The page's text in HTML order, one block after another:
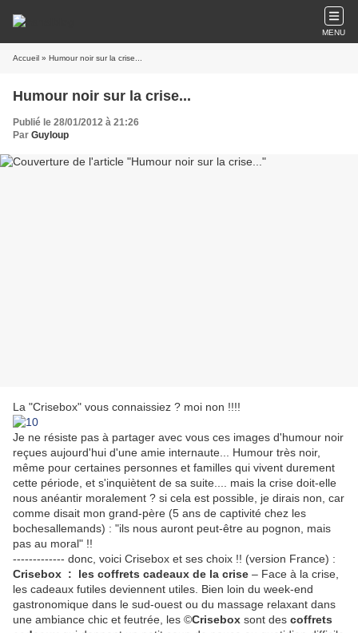
MENU
Accueil » Humour noir sur la crise...
Humour noir sur la crise...
Publié le 28/01/2012 à 21:26
Par Guyloup
La "Crisebox" vous connaissiez ? moi non !!!!
Je ne résiste pas à partager avec vous ces images d'humour noir
reçues aujourd'hui d'une amie internaute... Humour très noir,
même pour certaines personnes et familles qui vivent durement
cette période, et s'inquiètent de sa suite.... mais la crise doit-elle
nous anéantir moralement ? si cela est possible, je dirais non, car
comme disait mon grand-père (5 ans de captivité chez les
bochesallemands) : "ils nous auront peut-être au pognon, mais
pas au moral" !!
------------- donc, voici Crisebox et ses choix !! (version France) :
Crisebox : les coffrets cadeaux de la crise – Face à la crise,
les cadeaux futiles deviennent utiles. Bien loin du week-end
gastronomique dans le sud-ouest ou du massage relaxant dans
une ambiance chic et feutrée, les ©Crisebox sont des coffrets